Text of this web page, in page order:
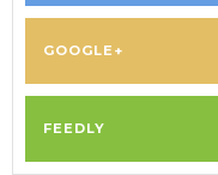
GOOGLE+
FEEDLY